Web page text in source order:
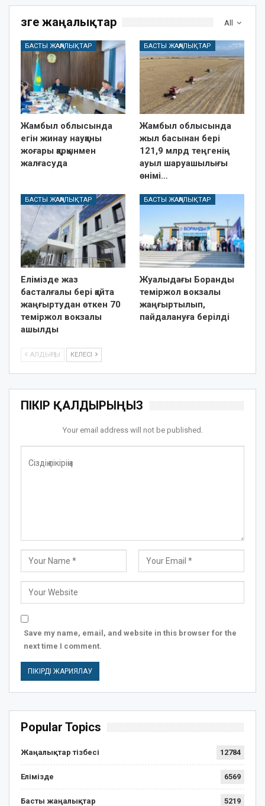
All
Өзге жаңалықтар
БАСТЫ ЖАҢАЛЫҚТАР
Жамбыл облысында
егін жинау науқаны
жоғары қарқынмен
жалғасуда
БАСТЫ ЖАҢАЛЫҚТАР
Жамбыл облысында
жыл басынан бері
121,9 млрд теңгенің
ауыл шаруашылығы
өнімі…
БАСТЫ ЖАҢАЛЫҚТАР
Елімізде жаз
басталғалы бері қайта
жаңғыртудан өткен 70
теміржол вокзалы
ашылды
БАСТЫ ЖАҢАЛЫҚТАР
Жуалыдағы Боранды
теміржол вокзалы
жаңғыртылып,
пайдалануға берілді
АЛДЫҢҒЫ КЕЛЕСІ
ПІКІР ҚАЛДЫРЫҢЫЗ
Your email address will not be published.
Save my name, email, and website in this browser for the
next time I comment.
Popular Topics
Жаңалықтар тізбесі 12784
Елімізде 6569
Басты жаңалықтар 5219